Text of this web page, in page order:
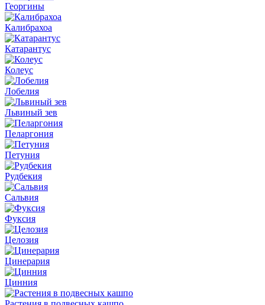
Георгины
Калибрахоа
Катарантус
Колеус
Лобелия
Львиный зев
Пеларгония
Петуния
Рудбекия
Сальвия
Фуксия
Целозия
Цинерария
Цинния